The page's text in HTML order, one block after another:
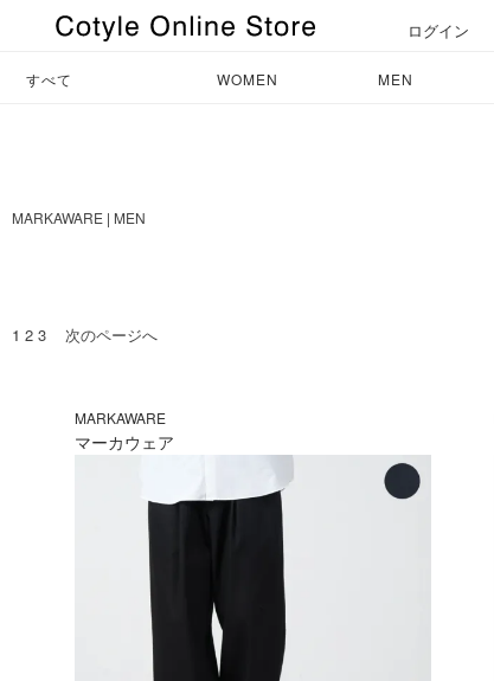
ログイン
すべて WOMEN MEN
MARKAWARE | MEN
1 2 3 次のページへ
MARKAWARE
マーカウェア